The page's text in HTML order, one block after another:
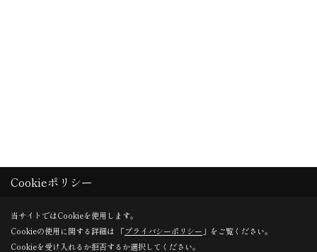
Cookieポリシー
当サイトではCookieを使用します。
Cookieの使用に関する詳細は 「プライバシーポリシー 」をご覧ください。
Cookieを受け入れるか拒否するか選択してください。